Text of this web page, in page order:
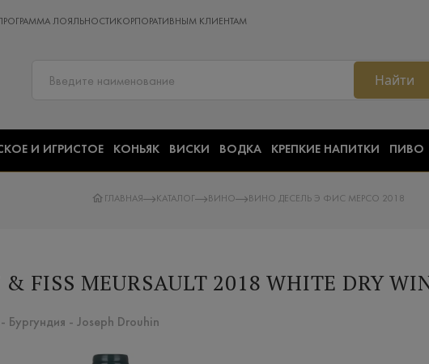
ЛОЯЛЬНОСТИ КОРПОРАТИВНЫМ КЛИЕНТАМ
Найти
И ИГРИСТОЕ КОНЬЯК ВИСКИ ВОДКА КРЕПКИЕ НАПИТКИ ПИВО
ГЛАВНАЯ КАТАЛОГ ВИНО ВИНО ДЕСЕЛЬ Э ФИС МЕРСО 2018
FISS MEURSAULT 2018 WHITE DRY
- Joseph Drouhin